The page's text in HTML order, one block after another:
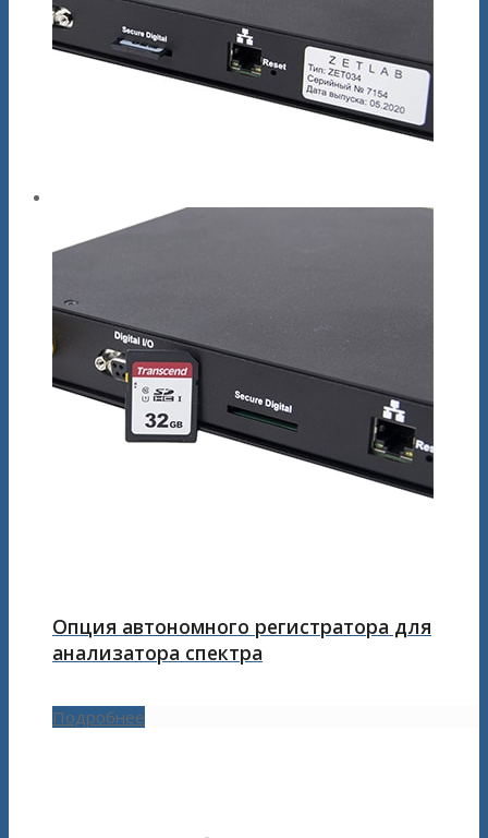
Опция автономного регистратора для
анализатора спектра
Подробнее